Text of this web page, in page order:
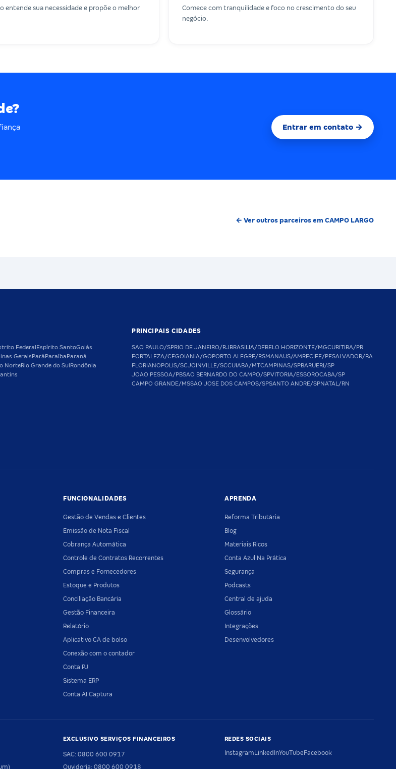
entende sua necessidade e propõe o melhor
Comece com tranquilidade e foco no crescimento do seu
negócio.
Entrar em contato →
← Ver outros parceiros em CAMPO LARGO
FederalEspírito SantoGoiás
GeraisParáParaíbaParaná
NorteRio Grande do SulRondônia
PRINCIPAIS CIDADES
SAO PAULO/SPRIO DE JANEIRO/RJBRASILIA/DFBELO HORIZONTE/MGCURITIBA/PR
FORTALEZA/CEGOIANIA/GOPORTO ALEGRE/RSMANAUS/AMRECIFE/PESALVADOR/BA
FLORIANOPOLIS/SCJOINVILLE/SCCUIABA/MTCAMPINAS/SPBARUERI/SP
JOAO PESSOA/PBSAO BERNARDO DO CAMPO/SPVITORIA/ESSOROCABA/SP
CAMPO GRANDE/MSSAO JOSE DOS CAMPOS/SPSANTO ANDRE/SPNATAL/RN
FUNCIONALIDADES
Gestão de Vendas e Clientes
Emissão de Nota Fiscal
Cobrança Automática
Controle de Contratos Recorrentes
Compras e Fornecedores
Estoque e Produtos
Conciliação Bancária
Gestão Financeira
Relatório
Aplicativo CA de bolso
Conexão com o contador
Conta PJ
Sistema ERP
Conta AI Captura
APRENDA
Reforma Tributária
Blog
Materiais Ricos
Conta Azul Na Prática
Segurança
Podcasts
Central de ajuda
Glossário
Integrações
Desenvolvedores
EXCLUSIVO SERVIÇOS FINANCEIROS
SAC: 0800 600 0917
Ouvidoria: 0800 600 0918
REDES SOCIAIS
InstagramLinkedInYouTubeFacebook